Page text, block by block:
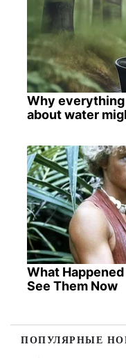
Why
about water
What
See Them Now
ПОПУЛЯРНЫЕ